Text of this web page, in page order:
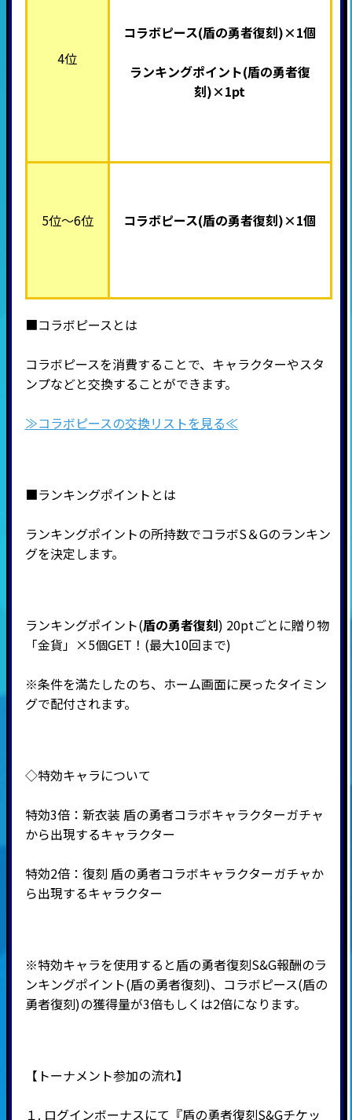
4位
コラボピース(盾の勇者復刻)×1個
ランキングポイント(盾の勇者復
刻)×1pt
5位～6位 コラボピース(盾の勇者復刻)×1個
■コラボピースとは
コラボピースを消費することで、キャラクターやスタ
ンプなどと交換することができます。
≫コラボピースの交換リストを見る≪
■ランキングポイントとは
ランキングポイントの所持数でコラボS＆Gのランキン
グを決定します。
ランキングポイント(盾の勇者復刻) 20ptごとに贈り物
「金貨」×5個GET！(最大10回まで)
※条件を満たしたのち、ホーム画面に戻ったタイミン
グで配付されます。
◇特効キャラについて
特効3倍：新衣装 盾の勇者コラボキャラクターガチャ
から出現するキャラクター
特効2倍：復刻 盾の勇者コラボキャラクターガチャか
ら出現するキャラクター
※特効キャラを使用すると盾の勇者復刻S&G報酬のラ
ンキングポイント(盾の勇者復刻)、コラボピース(盾の
勇者復刻)の獲得量が3倍もしくは2倍になります。
【トーナメント参加の流れ】
１. ログインボーナスにて『盾の勇者復刻S&Gチケッ